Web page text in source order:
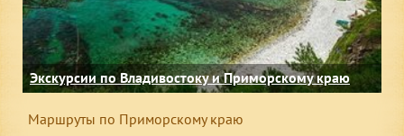
Экскурсии по Владивостоку и Приморскому краю
Маршруты по Приморскому краю